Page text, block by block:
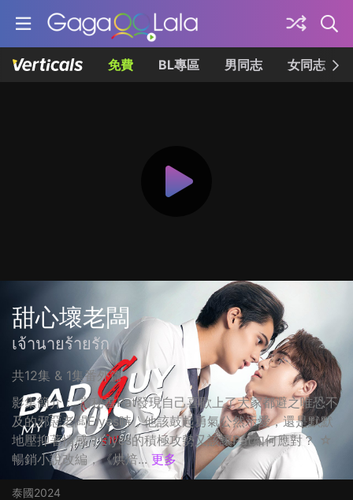
免費 BL專區 男同志 女同志
甜心壞老闆
เจ้านายร้ายรัก
共12集 & 1集番外篇
影集簡介： 當秘書Pat發現自己喜歡上了大家都避之唯恐不
及的邪惡老闆Elyes時，他該鼓起勇氣公然示愛，還是默默
地壓抑著情感？Elyes的積極攻勢又該讓Pat如何應對？ ☆
暢銷小說改編，《烘焙... 更多
泰國2024